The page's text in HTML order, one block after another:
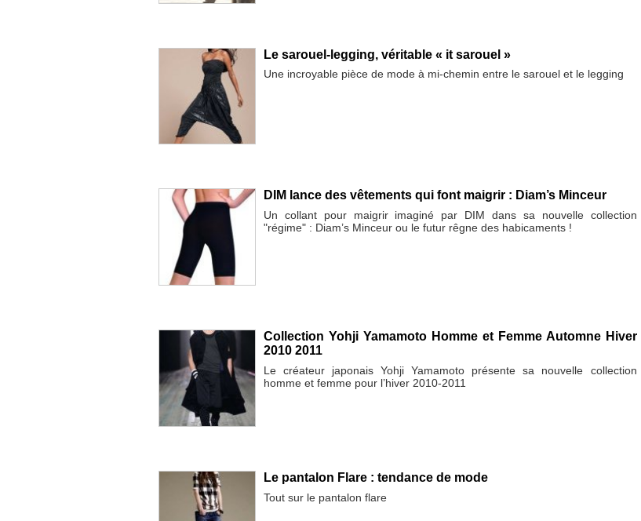
Le sarouel-legging, véritable « it sarouel »
Une incroyable pièce de mode à mi-chemin entre le sarouel et le legging
DIM lance des vêtements qui font maigrir : Diam’s Minceur
Un collant pour maigrir imaginé par DIM dans sa nouvelle collection
"régime" : Diam’s Minceur ou le futur rêgne des habicaments !
Collection Yohji Yamamoto Homme et Femme Automne Hiver
2010 2011
Le créateur japonais Yohji Yamamoto présente sa nouvelle collection
homme et femme pour l’hiver 2010-2011
Le pantalon Flare : tendance de mode
Tout sur le pantalon flare